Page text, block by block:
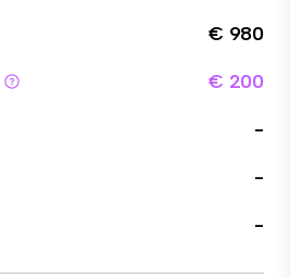
€ 980
€ 200
-
-
-